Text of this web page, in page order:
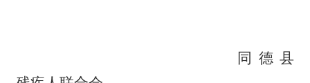
同德县